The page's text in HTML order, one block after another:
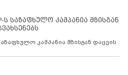
ს საზაფხულო კამპანია მზისგან
კამპანია მზისგან დაცვის